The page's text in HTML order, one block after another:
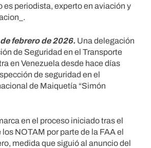
es periodista, experto en aviación y
febrero de 2026. Una delegación
de Seguridad en el Transporte
en Venezuela desde hace días
de seguridad en el
de Maiquetía “Simón
en el proceso iniciado tras el
NOTAM por parte de la FAA el
medida que siguió al anuncio del